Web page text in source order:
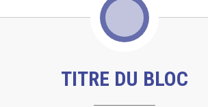
TITRE DU BLOC